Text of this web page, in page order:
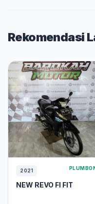
Rekomendasi
2021
NEW REVO FI FIT